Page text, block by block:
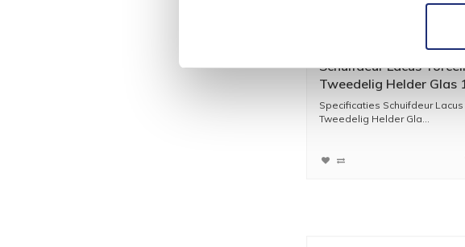
Schuifdeur Lacus
Tweedelig Helder Glas
cm Aluminium Profiel
Specificaties Schuifdeur Lacus
Tweedelig Helder Gla...